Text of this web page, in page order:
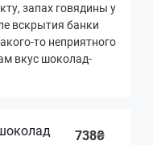
запах говядины у
вскрытия банки
то неприятного
вкус шоколад-
738₴